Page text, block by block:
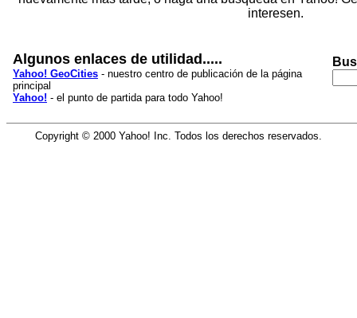
interesen.
Algunos enlaces de utilidad.....
Yahoo! GeoCities - nuestro centro de publicación de la página
principal
Yahoo! - el punto de partida para todo Yahoo!
Copyright © 2000 Yahoo! Inc. Todos los derechos reservados.